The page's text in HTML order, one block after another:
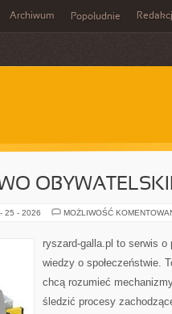
Archiwum Popołudnie
25 - 2026 MOŻLIWOŚĆ
ryszard-galla.pl to serwis
wiedzy o społeczeństwie.
chcą rozumieć
śledzić procesy